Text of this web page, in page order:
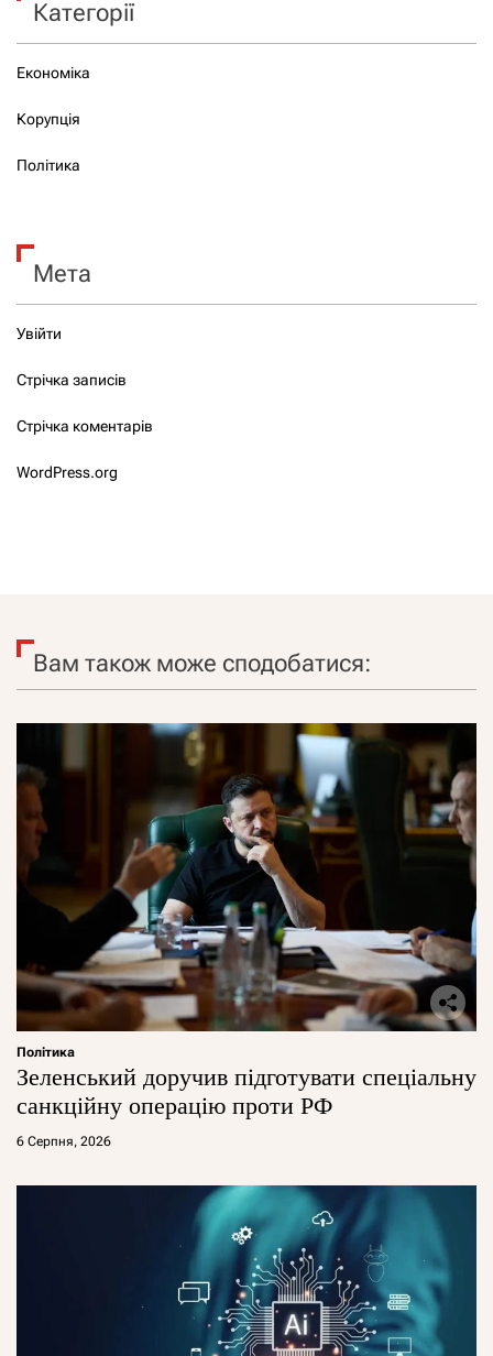
Категорії
Економіка
Корупція
Політика
Мета
Увійти
Стрічка записів
Стрічка коментарів
WordPress.org
Вам також може сподобатися:
Політика
Зеленський доручив підготувати спеціальну
санкційну операцію проти РФ
6 Серпня, 2026